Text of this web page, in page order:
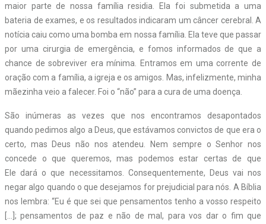
maior parte de nossa família residia. Ela foi submetida a uma
bateria de exames, e os resultados indicaram um câncer cerebral. A
notícia caiu como uma bomba em nossa família. Ela teve que passar
por uma cirurgia de emergência, e fomos informados de que a
chance de sobreviver era mínima. Entramos em uma corrente de
oração com a família, a igreja e os amigos. Mas, infelizmente, minha
mãezinha veio a falecer. Foi o “não” para a cura de uma doença.
São inúmeras as vezes que nos encontramos desapontados
quando pedimos algo a Deus, que estávamos convictos de que era o
certo, mas Deus não nos atendeu. Nem sempre o Senhor nos
concede o que queremos, mas podemos estar certas de que
Ele dará o que necessitamos. Consequentemente, Deus vai nos
negar algo quando o que desejamos for prejudicial para nós. A Bíblia
nos lembra: “Eu é que sei que pensamentos tenho a vosso respeito
[…]; pensamentos de paz e não de mal, para vos dar o fim que